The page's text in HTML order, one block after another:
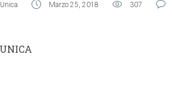
Marzo 25, 2018 307